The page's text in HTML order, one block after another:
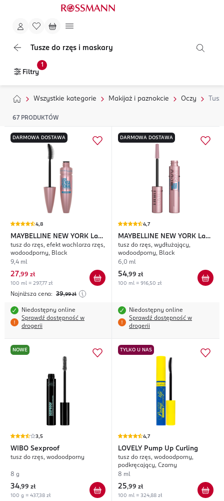
Tusze do rzęs i maskary
Filtry
1
Wszystkie kategorie Makijaż i paznokcie Oczy
67 PRODUKTÓW
DARMOWA DOSTAWA
4,8
MAYBELLINE NEW YORK Lash
Sensational Full Fan Effect
tusz do rzęs, efekt wachlarza rzęs,
wodoodporny, Black
9,4 ml
27,99 zł
100 ml = 297,77 zł
Najniższa cena: 39,99 zł
Niedostępny online
Sprawdź dostępność w
drogerii
DARMOWA DOSTAWA
4,7
MAYBELLINE NEW YORK Lash
Sensational Sky High
tusz do rzęs, wydłużający,
wodoodporny, Black
6,0 ml
54,99 zł
100 ml = 916,50 zł
Niedostępny online
Sprawdź dostępność w
drogerii
NOWE
3,5
WIBO Sexproof
tusz do rzęs, wodoodporny
8 g
34,99 zł
100 g = 437,38 zł
TYLKO U NAS
4,7
LOVELY Pump Up Curling
tusz do rzęs, wodoodporny,
podkręcający, Czarny
8 ml
25,99 zł
100 ml = 324,88 zł